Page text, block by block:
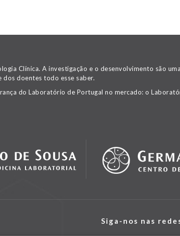
Clínica. A investigação e o desenvolvimento são
doentes todo esse saber.
do Laboratório de Portugal no mercado: o
Siga-nos nas